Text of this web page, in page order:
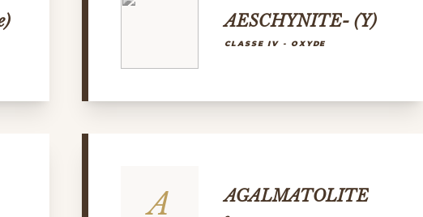
AESCHYNITE- (Y)
CLASSE IV - OXYDE
A AGALMATOLITE